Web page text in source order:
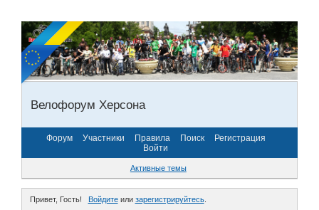
Велофорум Херсона
Форум Участники Правила Поиск
Регистрация
Войти
Активные темы
Привет, Гость! Войдитеили зарегистрируйтесь.